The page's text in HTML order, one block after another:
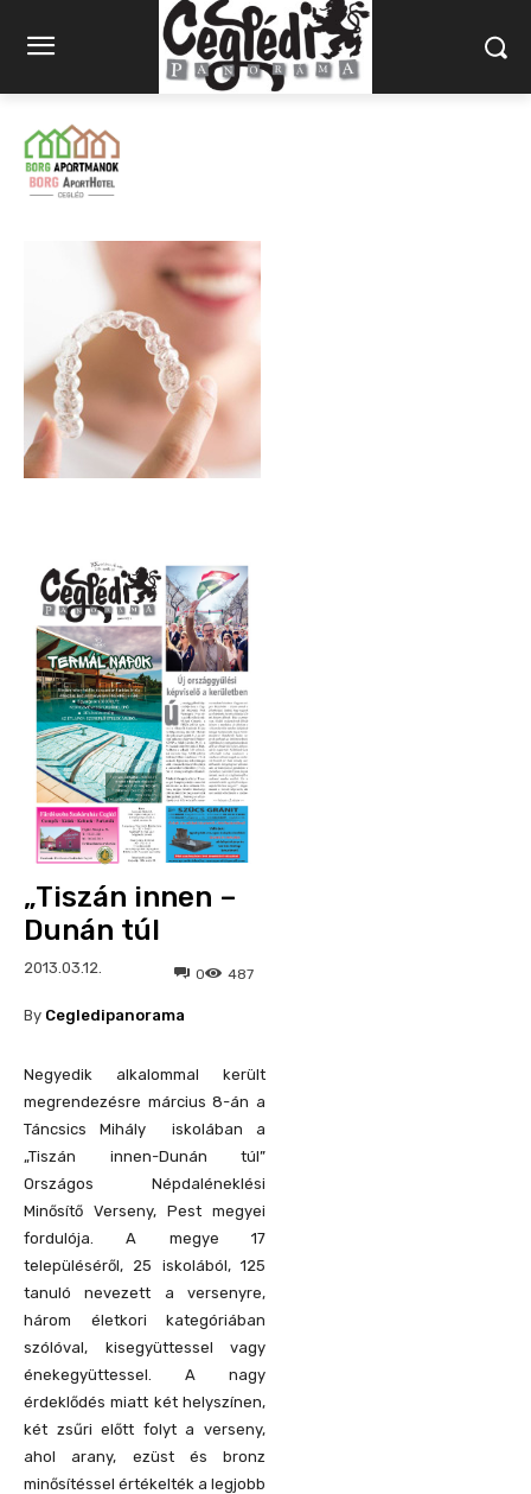
„Tiszán innen –
Dunán túl
2013.03.12. 487
0
By Cegledipanorama
Negyedik alkalommal került
megrendezésre március 8-án a
Táncsics Mihály iskolában a
„Tiszán innen-Dunán túl”
Országos Népdaléneklési
Minősítő Verseny, Pest megyei
fordulója. A megye 17
településéről, 25 iskolából, 125
tanuló nevezett a versenyre,
három életkori kategóriában
szólóval, kisegyüttessel vagy
énekegyüttessel. A nagy
érdeklődés miatt két helyszínen,
két zsűri előtt folyt a verseny,
ahol arany, ezüst és bronz
minősítéssel értékelték a legjobb